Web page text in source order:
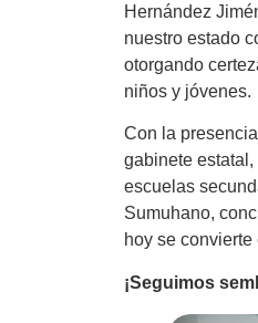
Hernández
nuestro estado
otorgando
niños y jóvenes.
Con la
gabinete
escuelas
Sumuhano,
hoy se
¡Seguimos